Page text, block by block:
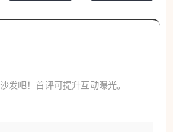
迁走、拆除，历史真相却永远
亲口承认，桩桩件件都铁证如山。
发吧！首评可提升互动曝光。